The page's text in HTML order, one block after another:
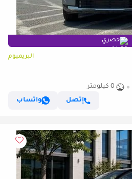
حصري
البريميوم
0 كيلومتر
إتصل
واتساب